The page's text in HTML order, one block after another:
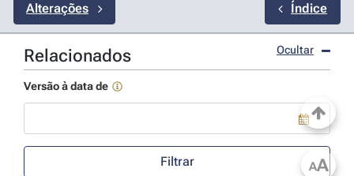
Alterações Índice
Relacionados Ocultar
Versão à data de
Filtrar AA